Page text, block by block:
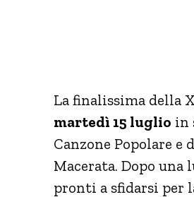
La finalissima della
martedì 15 luglio in
Canzone Popolare
Macerata. Dopo
pronti a sfidarsi per